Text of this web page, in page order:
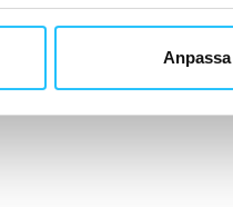
Anpassa